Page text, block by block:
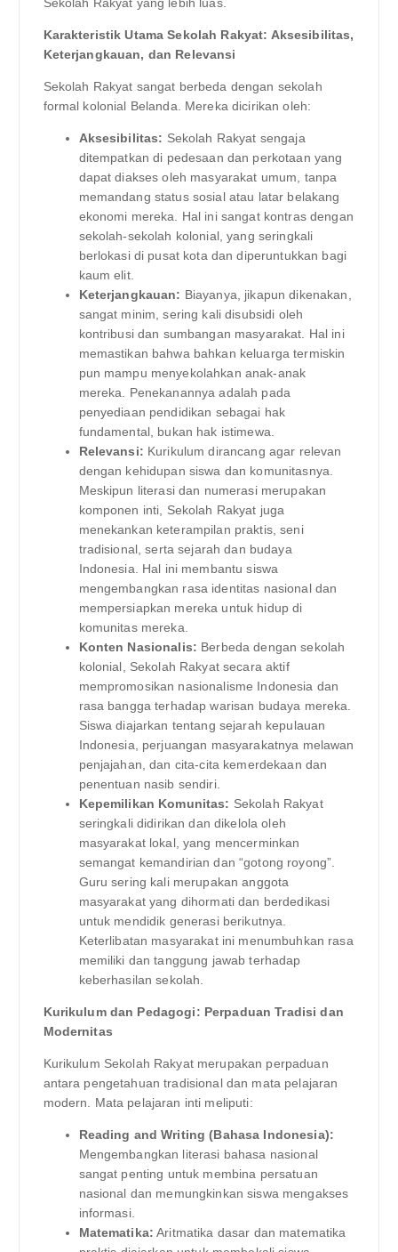
Karakteristik Utama Sekolah Rakyat: Aksesibilitas,
Keterjangkauan, dan Relevansi
Sekolah Rakyat sangat berbeda dengan sekolah
formal kolonial Belanda. Mereka dicirikan oleh:
Aksesibilitas: Sekolah Rakyat sengaja
ditempatkan di pedesaan dan perkotaan yang
dapat diakses oleh masyarakat umum, tanpa
memandang status sosial atau latar belakang
ekonomi mereka. Hal ini sangat kontras dengan
sekolah-sekolah kolonial, yang seringkali
berlokasi di pusat kota dan diperuntukkan bagi
kaum elit.
Keterjangkauan: Biayanya, jikapun dikenakan,
sangat minim, sering kali disubsidi oleh
kontribusi dan sumbangan masyarakat. Hal ini
memastikan bahwa bahkan keluarga termiskin
pun mampu menyekolahkan anak-anak
mereka. Penekanannya adalah pada
penyediaan pendidikan sebagai hak
fundamental, bukan hak istimewa.
Relevansi: Kurikulum dirancang agar relevan
dengan kehidupan siswa dan komunitasnya.
Meskipun literasi dan numerasi merupakan
komponen inti, Sekolah Rakyat juga
menekankan keterampilan praktis, seni
tradisional, serta sejarah dan budaya
Indonesia. Hal ini membantu siswa
mengembangkan rasa identitas nasional dan
mempersiapkan mereka untuk hidup di
komunitas mereka.
Konten Nasionalis: Berbeda dengan sekolah
kolonial, Sekolah Rakyat secara aktif
mempromosikan nasionalisme Indonesia dan
rasa bangga terhadap warisan budaya mereka.
Siswa diajarkan tentang sejarah kepulauan
Indonesia, perjuangan masyarakatnya melawan
penjajahan, dan cita-cita kemerdekaan dan
penentuan nasib sendiri.
Kepemilikan Komunitas: Sekolah Rakyat
seringkali didirikan dan dikelola oleh
masyarakat lokal, yang mencerminkan
semangat kemandirian dan “gotong royong”.
Guru sering kali merupakan anggota
masyarakat yang dihormati dan berdedikasi
untuk mendidik generasi berikutnya.
Keterlibatan masyarakat ini menumbuhkan rasa
memiliki dan tanggung jawab terhadap
keberhasilan sekolah.
Kurikulum dan Pedagogi: Perpaduan Tradisi dan
Modernitas
Kurikulum Sekolah Rakyat merupakan perpaduan
antara pengetahuan tradisional dan mata pelajaran
modern. Mata pelajaran inti meliputi:
Reading and Writing (Bahasa Indonesia):
Mengembangkan literasi bahasa nasional
sangat penting untuk membina persatuan
nasional dan memungkinkan siswa mengakses
informasi.
Matematika: Aritmatika dasar dan matematika